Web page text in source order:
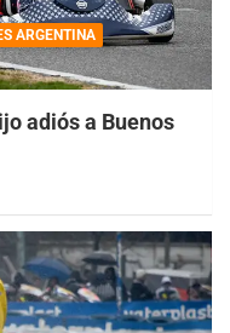
ARGENTINA
adiós a Buenos